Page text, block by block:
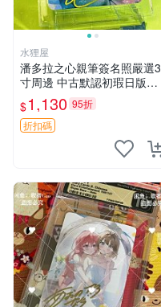
水狸屋
潘多拉之心親筆簽名照嚴選3
寸周邊 中古默認初瑕日版含
原裝卡磚 潘多拉之心 網購 周
邊 署名照
$1,130 95折
折扣碼